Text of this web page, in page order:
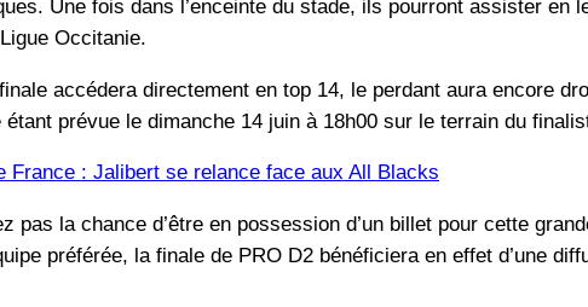
Une fois dans l’enceinte du stade, ils pourront assister
Occitanie.
accédera directement en top 14, le perdant aura encore
prévue le dimanche 14 juin à 18h00 sur le terrain du
France : Jalibert se relance face aux All Blacks
pas la chance d’être en possession d’un billet pour cette
préférée, la finale de PRO D2 bénéficiera en effet d’une